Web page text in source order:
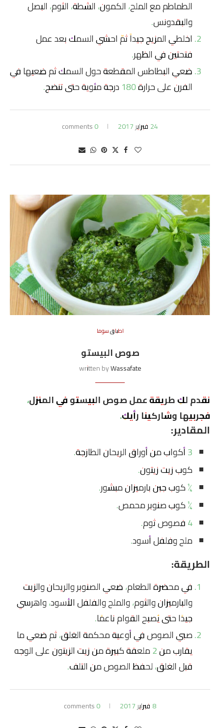
الطماطم مع الملح، الكمون، الشطة، الثوم، البصل
والبقدونس.
اخلطي المزيج جيداً ثمّ احشي السمك بعد عمل
فتحتين في الظهر.
ضعي البطاطس المقطعة حول السمك ثم ضعيها في
الفرن على حرارة 180 درجة مئوية حتى تنضج.
24 فبراير 2017 0 comments
اطباق سوما
صوص البيستو
written byWassafate
نقدم لكِ طريقة عمل صوص البيستو في المنزل،
فجربيها وشاركينا رأيكِ.
المقادير:
3 أكواب من أوراق الريحان الطازجة.
كوب زيت زيتون.
¼ كوب جبن بارميزان مبشور.
¼ كوب صنوبر محمص.
4 فصوص ثوم.
ملح وفلفل أسود.
الطريقة:
في محضرة الطعام، ضعي الصنوبر والريحان والزيت
والبارميزان والثوم، والملح والفلفل الأسود، واهرسي
جيدًا حتى يُصبح القوام ناعمًا.
صبي الصوص في أوعية محكمة الغلق، ثم ضعي ما
يقارب من 2 ملعقة كبيرة من زيت الزيتون على الوجه
قبل الغلق، لحفظ الصوص من التلف.
8 فبراير 2017 0 comments